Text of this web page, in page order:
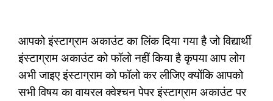
आपको इंस्टाग्राम अकाउंट का लिंक दिया गया है जो विद्यार्थी
इंस्टाग्राम अकाउंट को फॉलो नहीं किया है कृपया आप लोग
अभी जाइए इंस्टाग्राम को फॉलो कर लीजिए क्योंकि आपको
सभी विषय का वायरल क्वेश्चन पेपर इंस्टाग्राम अकाउंट पर